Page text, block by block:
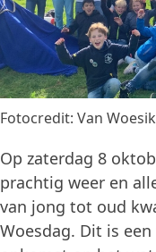
Fotocredit: Van Woesik
Op zaterdag 8
prachtig weer en
van jong tot oud
Woesdag. Dit is